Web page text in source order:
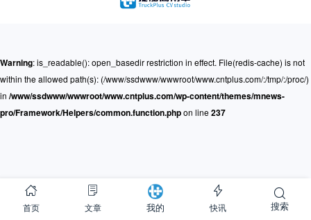
首页 文章 我的 快讯 搜索
Warning: is_readable(): open_basedir restriction in effect. File(redis-cache) is not
within the allowed path(s): (/www/ssdwww/wwwroot/www.cntplus.com/:/tmp/:/proc/)
in /www/ssdwww/wwwroot/www.cntplus.com/wp-content/themes/mnews-
pro/Framework/Helpers/common.function.phpon line237